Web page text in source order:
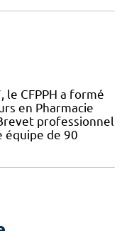
le CFPPH a formé
en Pharmacie
professionnel
équipe de 90